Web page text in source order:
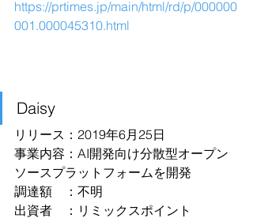
https://prtimes.jp/main/html/rd/p/000000
001.000045310.html
Daisy
リリース：2019年6月25日
事業内容：AI開発向け分散型オープン
ソースプラットフォームを開発
調達額　：不明
出資者　：リミックスポイント